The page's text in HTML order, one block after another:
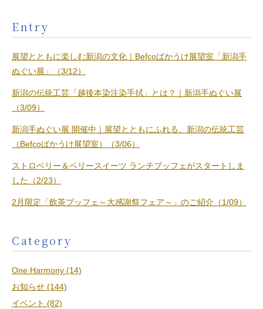
Entry
展望とともに楽しむ新潟の文化｜Befcoばかうけ展望室「新潟手
ぬぐい展」（3/12）
新潟の伝統工芸「越後本染注染手拭」とは？｜新潟手ぬぐい展
（3/09）
新潟手ぬぐい展 開催中｜展望とともにふれる、新潟の伝統工芸
（Befcoばかうけ展望室）（3/06）
ストロベリー＆ベリースイーツ ランチブッフェがスタートしま
した（2/23）
2月限定「飲茶ブッフェ～大感謝祭フェア～」のご紹介（1/09）
Category
One Harmony (14)
お知らせ (144)
イベント (82)